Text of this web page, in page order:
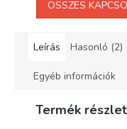
ÖSSZES
Leírás Hasonló (2)
Egyéb információk
Termék